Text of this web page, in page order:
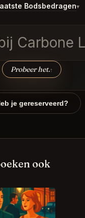
Bodsbedragen▾
Carbone
Probeer het.↑
je gereserveerd?
ook